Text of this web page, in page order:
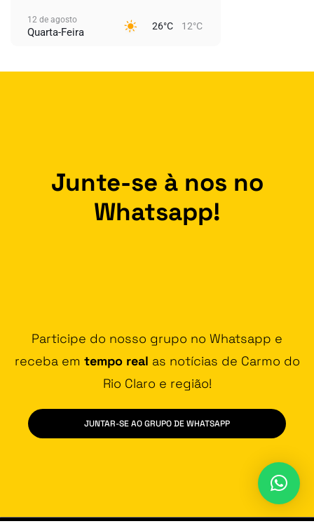
12 de agosto
Quarta-Feira 26°C 12°C
Junte-se à nos no
Whatsapp!
Participe do nosso grupo no Whatsapp e
receba em tempo real as notícias de Carmo do
Rio Claro e região!
JUNTAR-SE AO GRUPO DE WHATSAPP